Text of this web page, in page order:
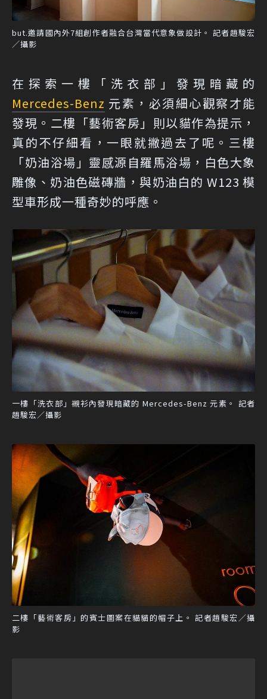
but.邀請國內外7組創作者融合台灣當代意象做設計。 記者趙駿宏
／攝影
在探索一樓「洗衣部」發現暗藏的
Mercedes-Benz 元素，必須細心觀察才能
發現。二樓「藝術客房」則以貓作為提示，
真的不仔細看，一眼就撇過去了呢。三樓
「奶油浴場」靈感源自羅馬浴場，白色大象
雕像、奶油色磁磚牆，與奶油白的 W123 模
型車形成一種奇妙的呼應。
一樓「洗衣部」襯衫內發現暗藏的 Mercedes-Benz 元素。 記者
趙駿宏／攝影
二樓「藝術客房」的賓士圖案在貓貓的帽子上。 記者趙駿宏／攝
影